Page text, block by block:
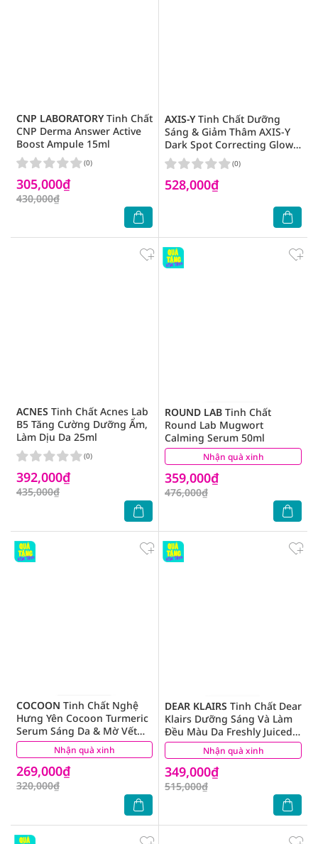
CNP LABORATORYTinh Chất
CNP Derma Answer Active
Boost Ampule 15ml
305,000₫
430,000₫
(0)
AXIS-YTinh Chất Dưỡng
Sáng & Giảm Thâm AXIS-Y
Dark Spot Correcting Glow
Serum 50ml
528,000₫
(0)
ACNES Tinh Chất Acnes Lab
B5 Tăng Cường Dưỡng Ẩm,
Làm Dịu Da 25ml
392,000₫
435,000₫
(0) Nhận quà xinh
ROUND LAB Tinh Chất
Round Lab Mugwort
Calming Serum 50ml
359,000₫
476,000₫
(0)
Nhận quà xinh
COCOON Tinh Chất Nghệ
Hưng Yên Cocoon Turmeric
Serum Sáng Da & Mờ Vết
Thâm 30ml
269,000₫
320,000₫
(2) Nhận quà xinh
DEAR KLAIRS Tinh Chất Dear
Klairs Dưỡng Sáng Và Làm
Đều Màu Da Freshly Juiced
Vitamin Drop 35ml
349,000₫
515,000₫
(2)